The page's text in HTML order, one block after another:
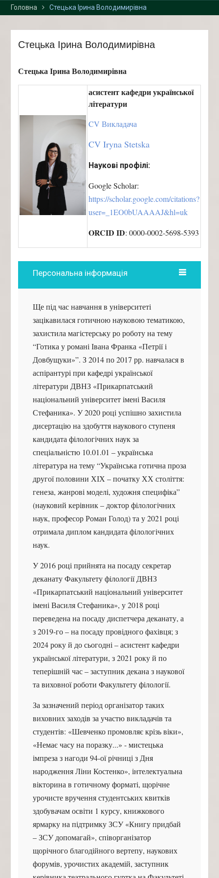
2026 р. у «Просторі
інноваційних креацій
університеті імені Василя
Головна Стецька Ірина Володимирівна
Стецька Ірина Володимирівна
Стецька Ірина Володимирівна
асистент кафедри української
літератури
CV Викладача
CV Iryna Stetska
Наукові профілі:
Google Scholar:
https://scholar.google.com/citations?
user=_1EO0bUAAAAJ&hl=uk
ORCID ID: 0000-0002-5698-5393
Персональна інформація
Ще під час навчання в університеті
зацікавилася готичною науковою тематикою,
захистила магістерську ро роботу на тему
“Готика у романі Івана Франка «Петрії і
Довбущуки»”. З 2014 по 2017 рр. навчалася в
аспірантурі при кафедрі української
літератури ДВНЗ «Прикарпатський
національний університет імені Василя
Стефаника». У 2020 році успішно захистила
дисертацію на здобуття наукового ступеня
кандидата філологічних наук за
спеціальністю 10.01.01 – українська
література на тему “Українська готична проза
другої половини ХІХ – початку ХХ століття:
генеза, жанрові моделі, художня специфіка”
(науковий керівник – доктор філологічних
наук, професор Роман Голод) та у 2021 році
отримала диплом кандидата філологічних
наук.
У 2016 році прийнята на посаду секретар
деканату Факультету філології ДВНЗ
«Прикарпатський національний університет
імені Василя Стефаника», у 2018 році
переведена на посаду диспетчера деканату, а
з 2019-го – на посаду провідного фахівця; з
2024 року й до сьогодні – асистент кафедри
української літератури, з 2021 року й по
теперішній час – заступник декана з наукової
та виховної роботи Факультету філології.
За зазначений період організатор таких
виховних заходів за участю викладачів та
студентів: «Шевченко промовляє крізь віки»,
«Немає часу на поразку...» - мистецька
імпреза з нагоди 94-ої річниці з Дня
народження Ліни Костенко», інтелектуальна
вікторина в готичному форматі, щорічне
урочисте вручення студентських квитків
здобувачам освіти 1 курсу, книжкового
ярмарку на підтримку ЗСУ «Книгу придбай
– ЗСУ допомагай», співорганізатор
щорічного благодійного вертепу, наукових
форумів, урочистих академій, заступник